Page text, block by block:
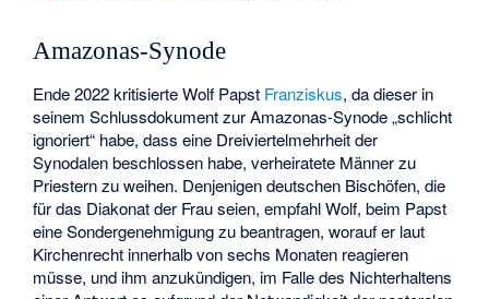
Amazonas-Synode
Ende 2022 kritisierte Wolf Papst Franziskus, da dieser in
seinem Schlussdokument zurAmazonas-Synode„schlicht
ignoriert“ habe, dass eine Dreiviertelmehrheit der
Synodalen beschlossen habe, verheiratete Männer zu
Priestern zu weihen. Denjenigen deutschen Bischöfen, die
für das Diakonat der Frau seien, empfahl Wolf, beim Papst
eine Sondergenehmigung zu beantragen, worauf er laut
Kirchenrecht innerhalb von sechs Monaten reagieren
müsse, und ihm anzukündigen, im Falle des Nichterhaltens